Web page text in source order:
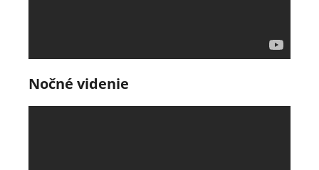
Nočné videnie